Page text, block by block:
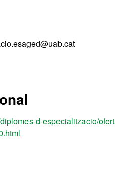
d-especialitzacio/